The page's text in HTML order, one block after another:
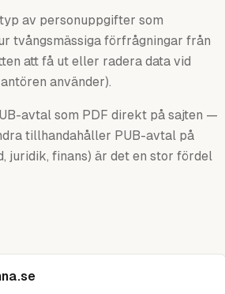
av personuppgifter som
tvångsmässiga förfrågningar från
att få ut eller radera data vid
använder).
avtal som PDF direkt på sajten —
tillhandahåller PUB-avtal på
juridik, finans) är det en stor fördel